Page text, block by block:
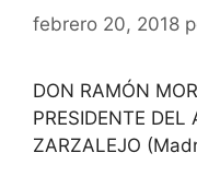
febrero 20, 2018
DON RAMÓN
PRESIDENTE DEL
ZARZALEJO